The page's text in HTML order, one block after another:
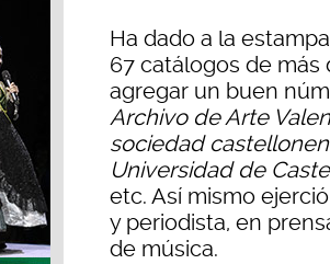
Ha dado a la
67 catálogos de más
agregar un buen
Archivo de Arte
sociedad
Universidad de
etc. Así mismo
y periodista, en
de música.